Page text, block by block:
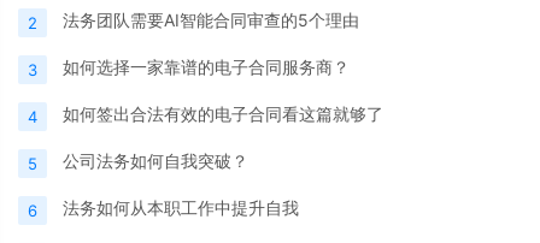
2 法务团队需要AI智能合同审查的5个理由
3 如何选择一家靠谱的电子合同服务商？
4 如何签出合法有效的电子合同看这篇就够了
5 公司法务如何自我突破？
6 法务如何从本职工作中提升自我